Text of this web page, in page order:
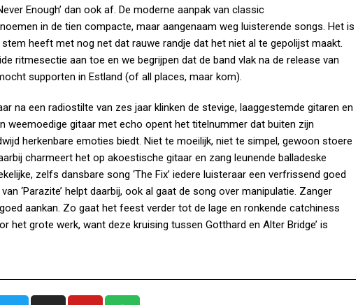
Enough’ dan ook af. De moderne aanpak van classic
in de tien compacte, maar aangenaam weg luisterende songs. Het is
heeft met nog net dat rauwe randje dat het niet al te gepolijst maakt.
ritmesectie aan toe en we begrijpen dat de band vlak na de release van
supporten in Estland (of all places, maar kom).
na een radiostilte van zes jaar klinken de stevige, laaggestemde gitaren en
weemoedige gitaar met echo opent het titelnummer dat buiten zijn
herkenbare emoties biedt. Niet te moeilijk, niet te simpel, gewoon stoere
charmeert het op akoestische gitaar en zang leunende balladeske
zelfs dansbare song ‘The Fix’ iedere luisteraar een verfrissend goed
‘Parazite’ helpt daarbij, ook al gaat de song over manipulatie. Zanger
aankan. Zo gaat het feest verder tot de lage en ronkende catchiness
het grote werk, want deze kruising tussen Gotthard en Alter Bridge’ is